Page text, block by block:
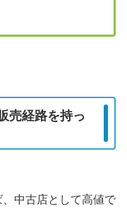
売経路を持っ
中古店として高値で